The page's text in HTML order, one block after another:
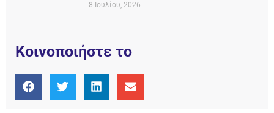
8 Ιουλίου, 2026
Κοινοποιήστε το